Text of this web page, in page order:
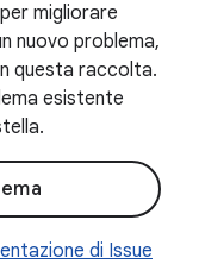
migliorare
nuovo problema,
questa raccolta.
esistente
di Issue